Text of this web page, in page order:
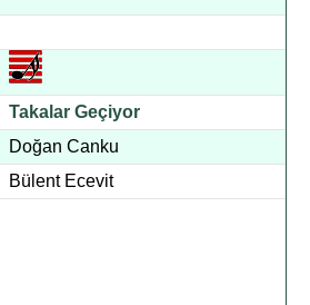
Takalar Geçiyor
Doğan Canku
Bülent Ecevit